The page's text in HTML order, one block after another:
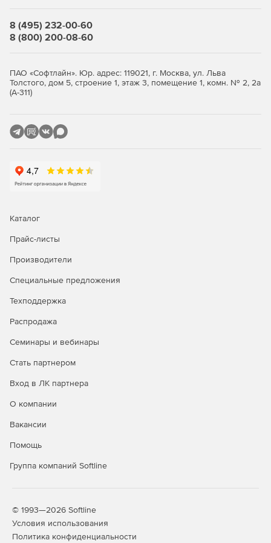
Лучшее время автономной работы ваших устройств
данных. Это позволяет им спать, когда нет необходимости
ждать сигнала маршрутизатора, снижая
WiFi, который идет дальше
OFDMA 4G-AX56 обеспечивает увеличенную дальность
сигнала WiFi и лучшее покрытие за счет разделения
позволяет им перемещаться на 80 % дальше, что
приводит к лучшему соединению Wi-Fi по всему дому.
Настоящая беспроводная сеть там, где она вам нужна
4G-AX56 предлагает непревзойденное удобство
карту и наслаждайтесь удобством мобильного
для дома и офиса с меньшим количеством кабелей.
Сверхбыстрый мобильный широкополосный доступ
широкополосную связь LTE категории 6, которая
быстрее, чем LTE категории 4, и в 7 раз быстрее, чем 3G
транслируйте видео 4K UHD.
подвергаются опасностям Интернета каждый раз, когда
они в сети. 4G-AX56 включает AiProtection на базе Trend
8 (495) 232-00-60
8 (800) 200-08-60
ПАО «Софтлайн». Юр. адрес: 119021, г. Москва, ул. Льва
Толстого, дом 5, строение 1, этаж 3, помещение 1, комн. № 2, 2а
(А-311)
Каталог
Прайс-листы
Производители
Специальные предложения
Техподдержка
Распродажа
Семинары и вебинары
Стать партнером
Вход в ЛК партнера
О компании
Вакансии
Помощь
Группа компаний Softline
© 1993—2026 Softline
Условия использования
Политика конфиденциальности